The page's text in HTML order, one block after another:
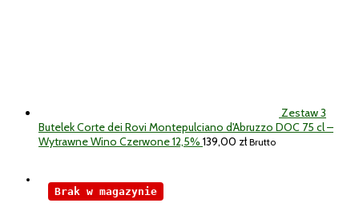
Zestaw 3
Butelek Corte dei Rovi Montepulciano d'Abruzzo DOC 75 cl –
Wytrawne Wino Czerwone 12,5% 139,00 zł Brutto
Brak w magazynie